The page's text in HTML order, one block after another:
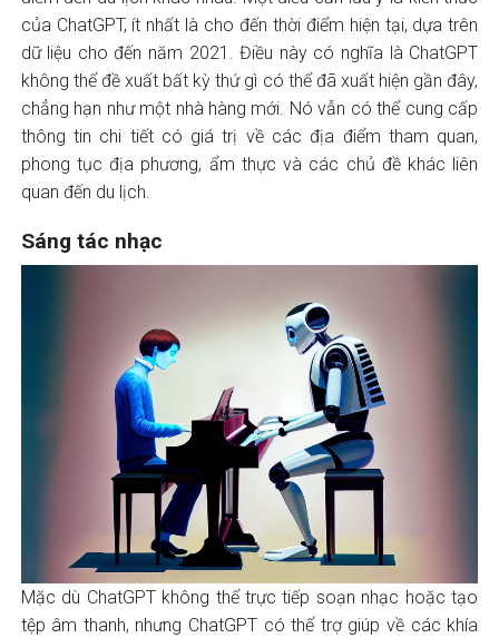
của ChatGPT, ít nhất là cho đến thời điểm hiện tại, dựa trên
dữ liệu cho đến năm 2021. Điều này có nghĩa là ChatGPT
không thể đề xuất bất kỳ thứ gì có thể đã xuất hiện gần đây,
chẳng hạn như một nhà hàng mới. Nó vẫn có thể cung cấp
thông tin chi tiết có giá trị về các địa điểm tham quan,
phong tục địa phương, ẩm thực và các chủ đề khác liên
quan đến du lịch.
Sáng tác nhạc
Mặc dù ChatGPT không thể trực tiếp soạn nhạc hoặc tạo
tệp âm thanh, nhưng ChatGPT có thể trợ giúp về các khía